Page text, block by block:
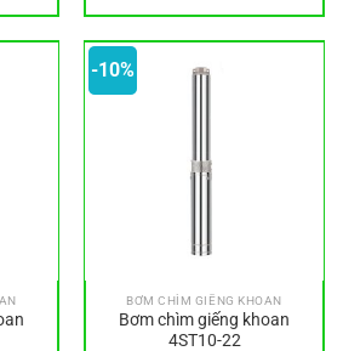
-10%
BƠM CHÌM GIẾNG KHOAN
Bơm chìm giếng khoan
4ST10-22